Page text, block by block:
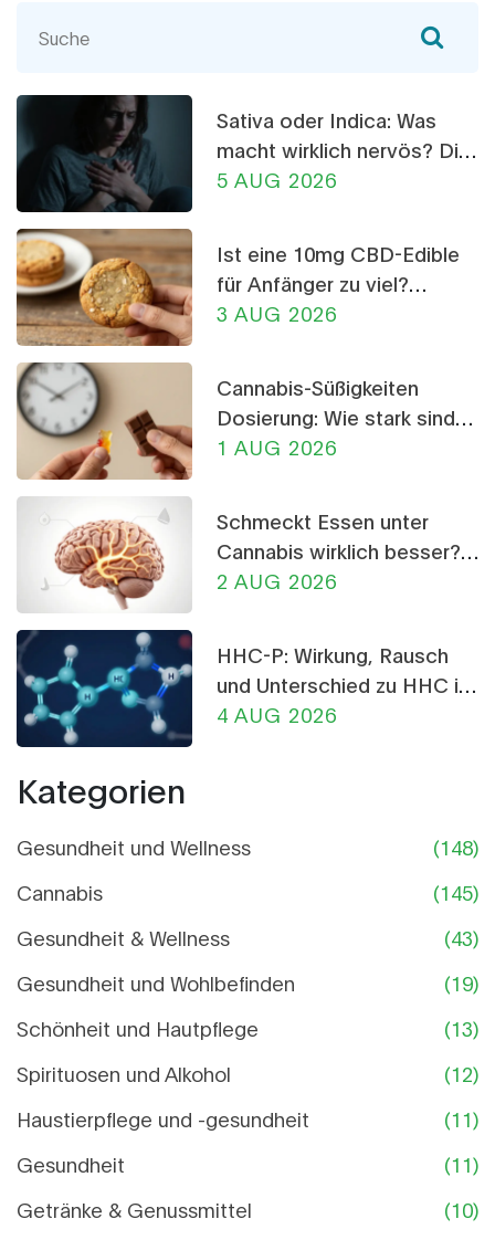
Sativa oder Indica: Was
macht wirklich nervös? Die
Wahrheit über CBD-
5 AUG 2026
Ist eine 10mg CBD-Edible
für Anfänger zu viel?
Dosierungs-Ratgeber
3 AUG 2026
Cannabis-Süßigkeiten
Dosierung: Wie stark sind
THC-Gummis und
1 AUG 2026
Schmeckt Essen unter
Cannabis wirklich besser?
Die Wissenschaft dahinter
2 AUG 2026
HHC-P: Wirkung, Rausch
und Unterschied zu HHC im
Detail
4 AUG 2026
Kategorien
Gesundheit und Wellness
(148)
Cannabis
(145)
Gesundheit & Wellness
(43)
Gesundheit und Wohlbefinden
(19)
Schönheit und Hautpflege
(13)
Spirituosen und Alkohol
(12)
Haustierpflege und -gesundheit
(11)
Gesundheit
(11)
Getränke & Genussmittel
(10)